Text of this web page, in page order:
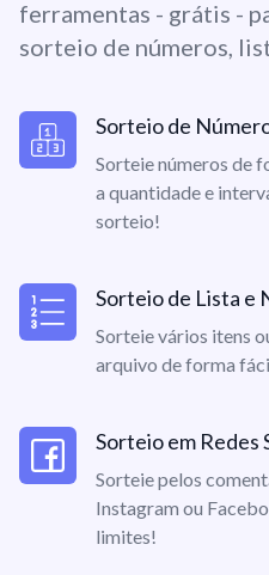
ferramentas - grátis -
sorteio de números,
Sorteio de
Sorteie números de
a quantidade e
sorteio!
Sorteio de Lista e
Sorteie vários itens
arquivo de forma
Sorteio em Redes
Sorteie pelos
Instagram ou
limites!